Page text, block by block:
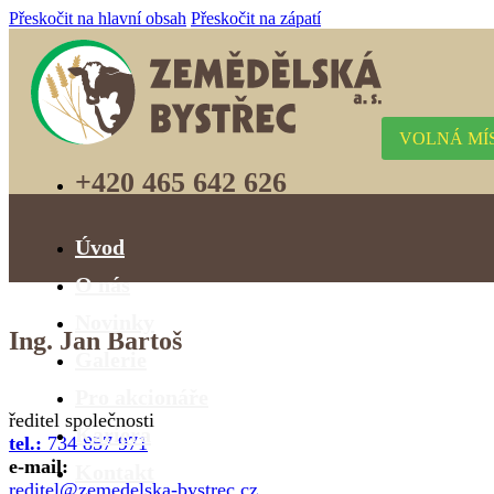
Přeskočit na hlavní obsah Přeskočit na zápatí
VOLNÁ
+420 465 642 626
Úvod
O nás
Kariéra
Ing. Jan Bartoš
ředitel společnosti
tel.: 734 857 971
e-mail:
reditel@zemedelska-bystrec.cz